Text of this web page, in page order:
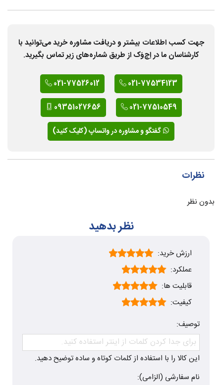
جهت کسب اطلاعات بیشتر و دریافت مشاوره خرید می‌توانید با
کارشناسان ما در اِچ‌وَک از طریق شماره‌های زیر تماس بگیرید.
021-77534123
021-77526012
021-77510549
09351027656
گفتگو و مشاوره در واتساپ (کلیک کنید)
نظرات
بدون نظر
نظر بدهید
ارزش خرید:
عملکرد:
قابلیت ها:
کیفیت:
توصیف:
این کالا را با استفاده از کلمات کوتاه و ساده توضیح دهید.
نام سفارشی (الزامی):